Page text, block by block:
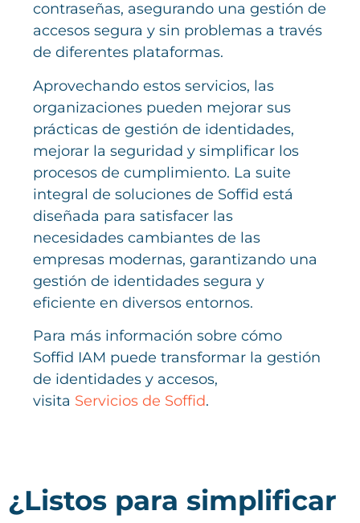
contraseñas, asegurando una gestión de
accesos segura y sin problemas a través
de diferentes plataformas.
Aprovechando estos servicios, las
organizaciones pueden mejorar sus
prácticas de gestión de identidades,
mejorar la seguridad y simplificar los
procesos de cumplimiento. La suite
integral de soluciones de Soffid está
diseñada para satisfacer las
necesidades cambiantes de las
empresas modernas, garantizando una
gestión de identidades segura y
eficiente en diversos entornos.
Para más información sobre cómo
Soffid IAM puede transformar la gestión
de identidades y accesos,
visita Servicios de Soffid.
¿Listos para simplificar